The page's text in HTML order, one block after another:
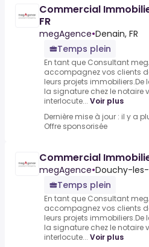
Commercial
FR
megAgence•Denain, FR
Temps plein
En tant que Consultant
accompagnez vos clients
leurs projets
la signature chez le notaire
interlocute... Voir plus
Dernière mise à jour : il y a
Offre sponsorisée
Commercial
megAgence•Douchy-les-
Temps plein
En tant que Consultant
accompagnez vos clients
leurs projets
la signature chez le notaire
interlocute... Voir plus